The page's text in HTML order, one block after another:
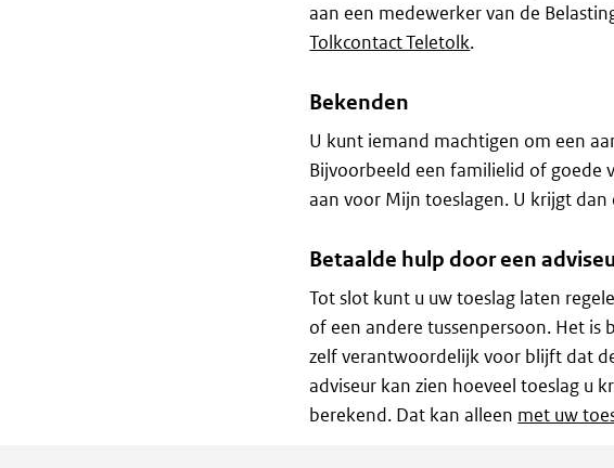
aan een medewerker van de
Tolkcontact Teletolk.
Bekenden
U kunt iemand machtigen om een
Bijvoorbeeld een familielid of goede
aan voor Mijn toeslagen. U krijgt
Betaalde hulp door een
Tot slot kunt u uw toeslag laten
of een andere tussenpersoon. Het
zelf verantwoordelijk voor blijft dat
adviseur kan zien hoeveel toeslag u
berekend. Dat kan alleen met uw